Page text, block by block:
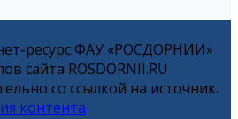
ресурс ФАУ «РОСДОРНИИ»
сайта ROSDORNII.RU
со ссылкой на источник.
контента